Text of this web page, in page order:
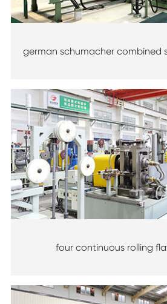
german schumacher combined
four continuous rolling